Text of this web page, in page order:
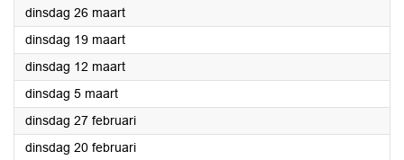
dinsdag 26 maart2024
dinsdag 19 maart2024
dinsdag 12 maart2024
dinsdag 5 maart2024
dinsdag 27 februari2024
dinsdag 20 februari2024